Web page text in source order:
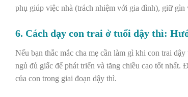
phụ giúp việc nhà (trách nhiệm với gia đình), giữ
6. Cách dạy con trai ở tuổi dậy thì:
Nếu bạn thắc mắc cha mẹ cần làm gì khi con trai dậy
ngủ đủ giấc để phát triển và tăng chiều cao tốt
của con trong giai đoạn dậy thì.